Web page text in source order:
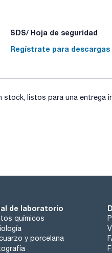
SDS/ Hoja de seguridad
Regístrate para descargas
listos para una entrega
de laboratorio
químicos
y porcelana